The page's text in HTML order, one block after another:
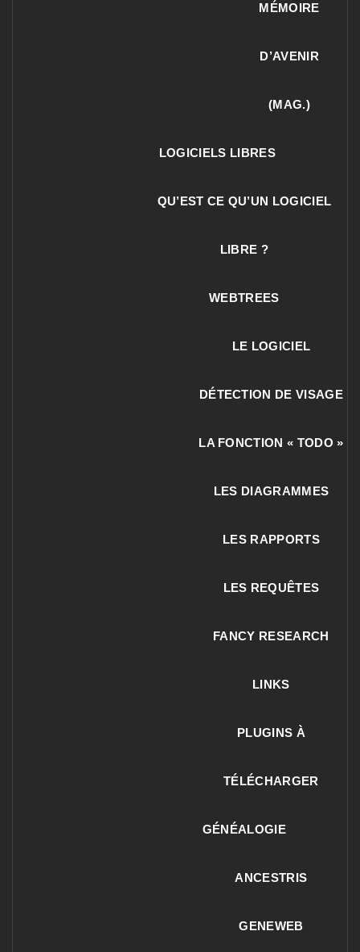
MÉMOIRE
D’AVENIR
(MAG.)
LOGICIELS LIBRES
QU’EST CE QU’UN LOGICIEL
LIBRE ?
WEBTREES
LE LOGICIEL
DÉTECTION DE VISAGE
LA FONCTION « TODO »
LES DIAGRAMMES
LES RAPPORTS
LES REQUÊTES
FANCY RESEARCH
LINKS
PLUGINS À
TÉLÉCHARGER
GÉNÉALOGIE
ANCESTRIS
GENEWEB